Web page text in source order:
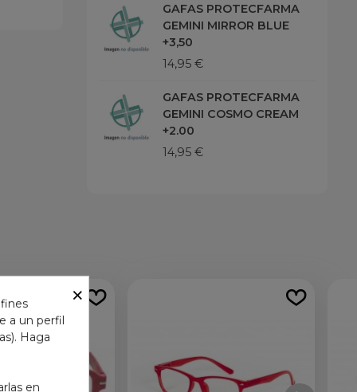
GAFAS PROTECFARMA
GEMINI MIRROR BLUE
+3,50
14,95 €
GAFAS PROTECFARMA
GEMINI COSMO CREAM
+2.00
14,95 €
×
a un perfil
Haga
en